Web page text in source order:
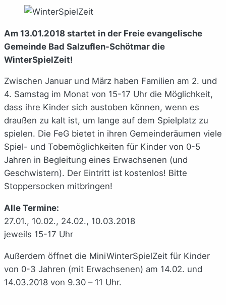
Am 13.01.2018 startet in der Freie evangelische
Gemeinde Bad Salzuflen-Schötmar die
WinterSpielZeit!
Zwischen Januar und März haben Familien am 2. und
4. Samstag im Monat von 15-17 Uhr die Möglichkeit,
dass ihre Kinder sich austoben können, wenn es
draußen zu kalt ist, um lange auf dem Spielplatz zu
spielen. Die FeG bietet in ihren Gemeinderäumen viele
Spiel- und Tobemöglichkeiten für Kinder von 0-5
Jahren in Begleitung eines Erwachsenen (und
Geschwistern). Der Eintritt ist kostenlos! Bitte
Stoppersocken mitbringen!
Alle Termine:
27.01., 10.02., 24.02., 10.03.2018
jeweils 15-17 Uhr
Außerdem öffnet die MiniWinterSpielZeit für Kinder
von 0-3 Jahren (mit Erwachsenen) am 14.02. und
14.03.2018 von 9.30 – 11 Uhr.